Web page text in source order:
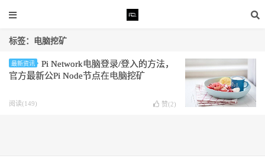
标签：电脑挖矿
最新资讯
Pi Network电脑登录/登入的方法，
官方最新公Pi Node节点在电脑挖矿
阅读(149) 赞(2)